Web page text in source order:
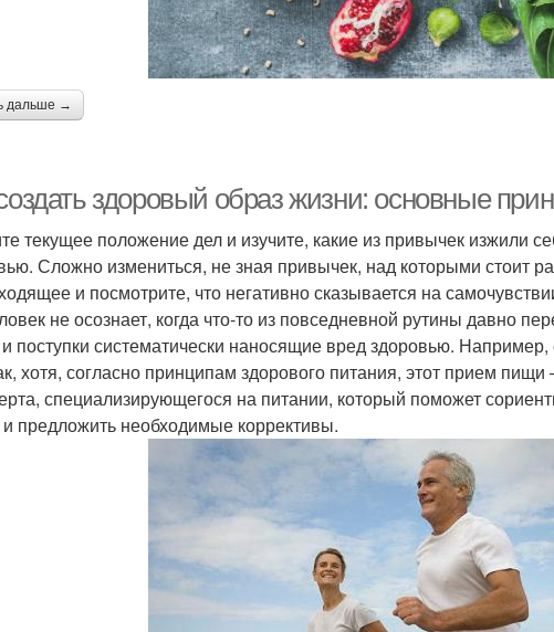
дальше →
здоровый образ жизни: основные
текущее положение дел и изучите, какие из привычек изжили
Сложно измениться, не зная привычек, над которыми стоит
и посмотрите, что негативно сказывается на
не осознает, когда что-то из повседневной рутины давно
поступки систематически наносящие вред здоровью.
хотя, согласно принципам здорового питания, этот прием
специализирующегося на питании, который поможет
предложить необходимые коррективы.